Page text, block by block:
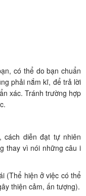
có thể do bạn chuẩn
phải nắm kĩ, để trả lời
xác. Tránh trường hợp
cách diễn đạt tự nhiên
thay vì nói những câu i
(Thể hiện ở việc có thể
thiện cảm, ấn tượng).